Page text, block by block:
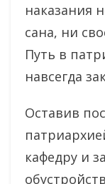
наказания
сана, ни
Путь в
навсегда
Оставив
кафедру и